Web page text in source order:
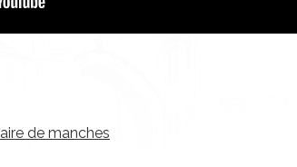
de manches